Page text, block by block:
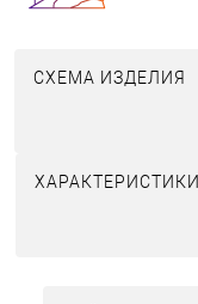
СХЕМА ИЗДЕЛИЯ
ХАРАКТЕРИСТИКИ